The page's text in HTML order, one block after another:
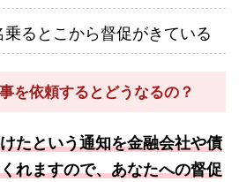
るとこから督促がきている
を依頼するとどうなるの？
たという通知を金融会社や債
れますので、あなたへの督促